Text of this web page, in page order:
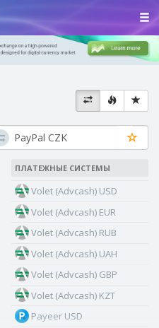
ПЛАТЕЖНЫЕ СИСТЕМЫ
Volet (Advcash) USD
Volet (Advcash) EUR
Volet (Advcash) RUB
Volet (Advcash) UAH
Volet (Advcash) GBP
Volet (Advcash) KZT
Payeer USD